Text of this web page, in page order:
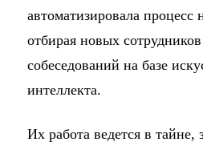
автоматизировала процесс
отбирая новых
собеседований на базе
интеллекта.
Их работа ведется в